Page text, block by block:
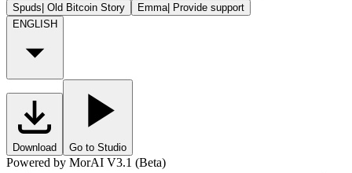
Spuds| Old Bitcoin Story Emma| Provide support
ENGLISH
Download Go to Studio
Powered by MorAI V3.1 (Beta)